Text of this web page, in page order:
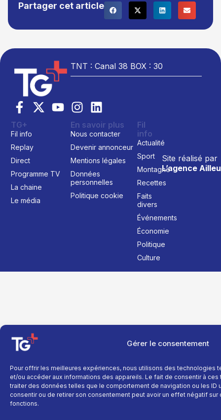
Gérer le consentement
Pour offrir les meilleures expériences, nous utilisons des technologies
et/ou accéder aux informations des appareils. Le fait de consentir à
traiter des données telles que le comportement de navigation ou les ID
consentir ou de retirer son consentement peut avoir un effet négatif
fonctions.
Partager cet article
TNT : Canal 38 BOX : 30
Site réalisé par
L’agence
TG+
Fil info
Replay
Direct
Programme TV
La chaine
Le média
En savoir plus
Nous contacter
Devenir annonceur
Mentions légales
Données
personnelles
Politique cookie
Fil
info
Actualité
Sport
Montagne
Recettes
Faits
divers
Événements
Économie
Politique
Culture